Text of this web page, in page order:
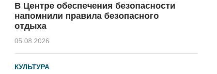
В Центре обеспечения безопасности
напомнили правила безопасного
отдыха
05.08.2026
КУЛЬТУРА